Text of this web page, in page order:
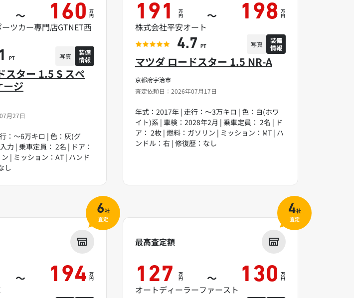
月27日
スター 1.5 S スペ
ージ
：～6万キロ | 色：灰(グ
力 | 乗車定員： 2名 | ドア：
| ミッション：AT | ハンド
し
～ 160 万
円
ツカー専門店GTNET西
PT 写真
装備
情報
京都府宇治市
査定依頼日：2026年07月17日
マツダ ロードスター 1.5 NR-A
年式：2017年 | 走行：～3万キロ | 色：白(ホワ
イト)系 | 車検：2028年2月 | 乗車定員： 2名 | ド
ア： 2枚 | 燃料：ガソリン | ミッション：MT | ハ
ンドル：右 | 修復歴：なし
191 万
円 ～ 198 万
円
株式会社平安オート
4.7 PT 写真
装備
情報
～ 194 万
円
6社
査定
最高査定額
127 万
円 ～ 130 万
円
オートディーラーファースト
4社
査定